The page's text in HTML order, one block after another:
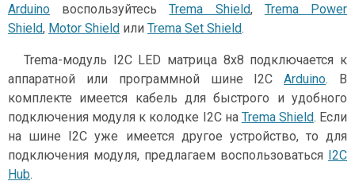
Arduino воспользуйтесьTrema Shield, Trema Power
Shield, Motor Shield или Trema Set Shield.
Trema-модуль I2C LED матрица 8x8 подключается к
аппаратной или программной шине I2CArduino. В
комплекте имеется кабель для быстрого и удобного
подключения модуля к колодке I2C на Trema Shield. Если
на шине I2C уже имеется другое устройство, то для
подключения модуля, предлагаем воспользоваться I2C
Hub.